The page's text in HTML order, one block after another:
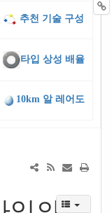
추천 기술 구성
타입 상성 배율
10km 알 레어도